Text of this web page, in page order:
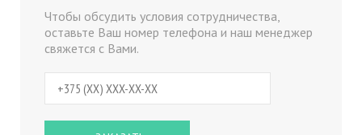
Чтобы обсудить условия сотрудничества,
оставьте Ваш номер телефона и наш менеджер
свяжется с Вами.